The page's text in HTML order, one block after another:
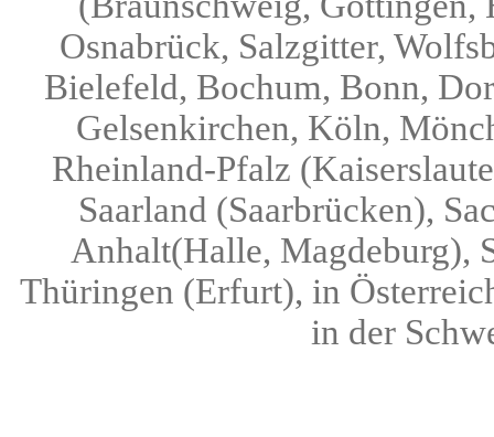
Osnabrück, Salzgitter,
Bielefeld, Bochum, Bonn,
Gelsenkirchen, Köln,
Rheinland-Pfalz
Saarland (Saarbrücken),
Anhalt(Halle, Magdeburg),
Thüringen (Erfurt), in
in der